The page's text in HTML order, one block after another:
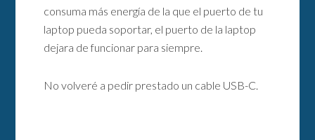
consuma más energía de la que el puerto de tu
laptop pueda soportar, el puerto de la laptop
dejara de funcionar para siempre.
No volveré a pedir prestado un cable USB-C.